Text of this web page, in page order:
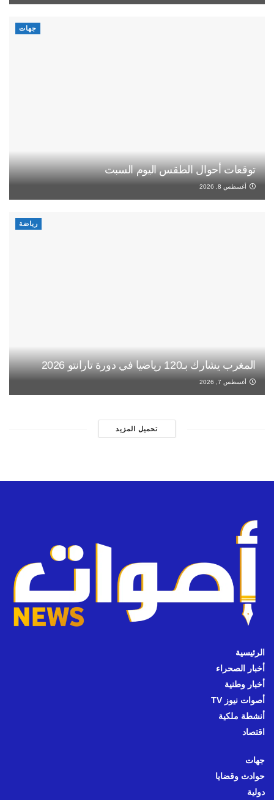
جهات
توقعات أحوال الطقس اليوم السبت
أغسطس 8, 2026
رياضة
المغرب يشارك بـ120 رياضيا في دورة تارانتو 2026
أغسطس 7, 2026
تحميل المزيد
الرئيسية
أخبار الصحراء
أخبار وطنية
أصوات نيوز TV
أنشطة ملكية
اقتصاد
جهات
حوادث وقضايا
دولية